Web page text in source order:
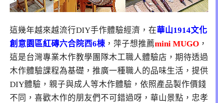
這幾年越來越流行DIY手作體驗經濟，在華山1914文化
創意園區紅磚六合院西6棟 ，萍子想推薦mini MUGO ，
這是台灣專業木作教學團隊木工職人體驗店，期待透過
木作體驗課程為基礎，推廣一種職人的品味生活，提供
DIY體驗，親子與成人等木作體驗，依照產品製作價錢
不同，喜歡木作的朋友們不可錯過呀，華山景點，忠孝